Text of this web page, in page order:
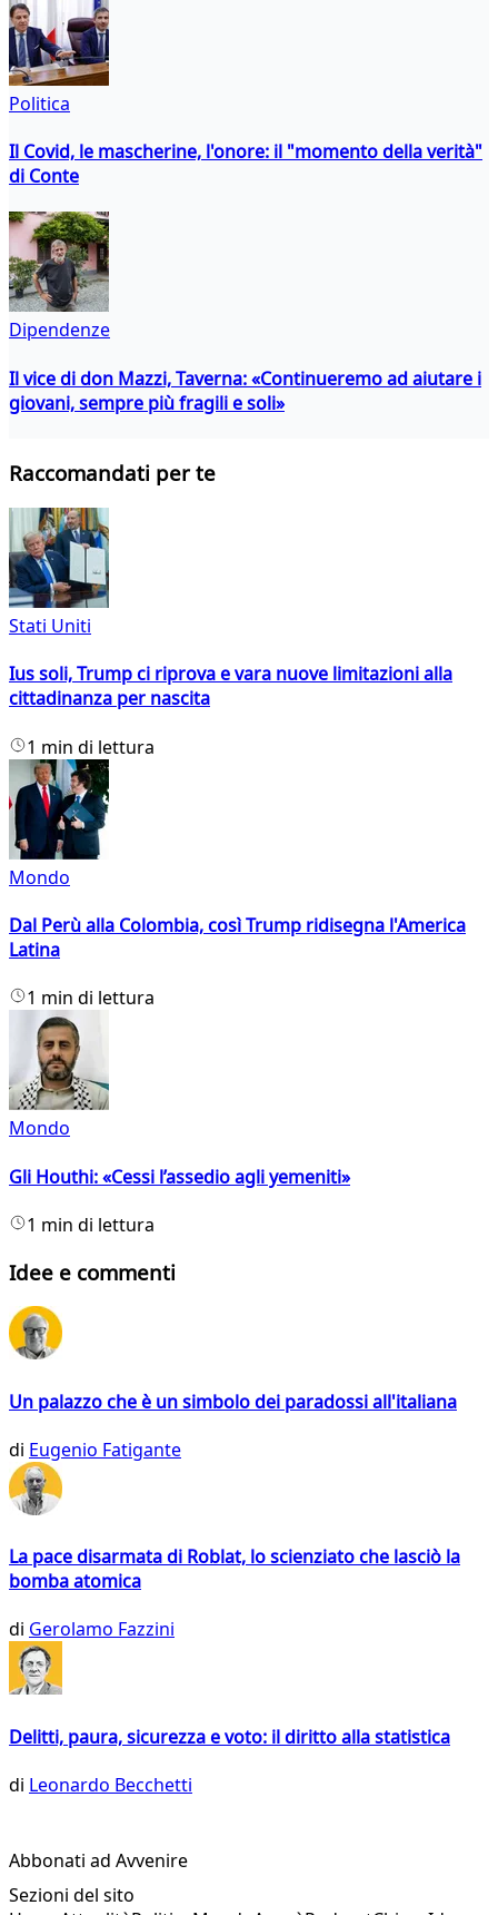
Politica
Il Covid, le mascherine, l'onore: il "momento della verità"
di Conte
Dipendenze
Il vice di don Mazzi, Taverna: «Continueremo ad aiutare i
giovani, sempre più fragili e soli»
Raccomandati per te
Stati Uniti
Ius soli, Trump ci riprova e vara nuove limitazioni alla
cittadinanza per nascita
1 min di lettura
Mondo
Dal Perù alla Colombia, così Trump ridisegna l'America
Latina
1 min di lettura
Mondo
Gli Houthi: «Cessi l’assedio agli yemeniti»
1 min di lettura
Idee e commenti
Un palazzo che è un simbolo dei paradossi all'italiana
di Eugenio Fatigante
La pace disarmata di Roblat, lo scienziato che lasciò la
bomba atomica
di Gerolamo Fazzini
Delitti, paura, sicurezza e voto: il diritto alla statistica
di Leonardo Becchetti
Abbonati ad Avvenire
Sezioni del sito